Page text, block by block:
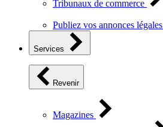
Tribunaux de commerce
Publiez vos annonces légales
Services
Revenir
Magazines